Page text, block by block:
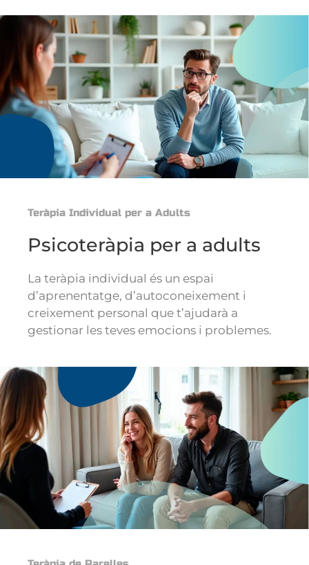
Teràpia Individual per a Adults
Psicoteràpia per a adults
La teràpia individual és un espai
d’aprenentatge, d’autoconeixement i
creixement personal que t’ajudarà a
gestionar les teves emocions i problemes.